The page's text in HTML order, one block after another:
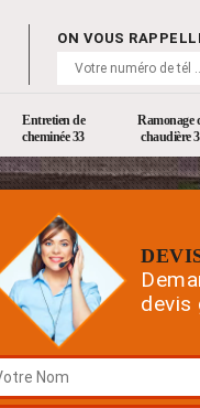
ON VOUS
Entretien de
cheminée 33
Ramonage
chaudière
devis